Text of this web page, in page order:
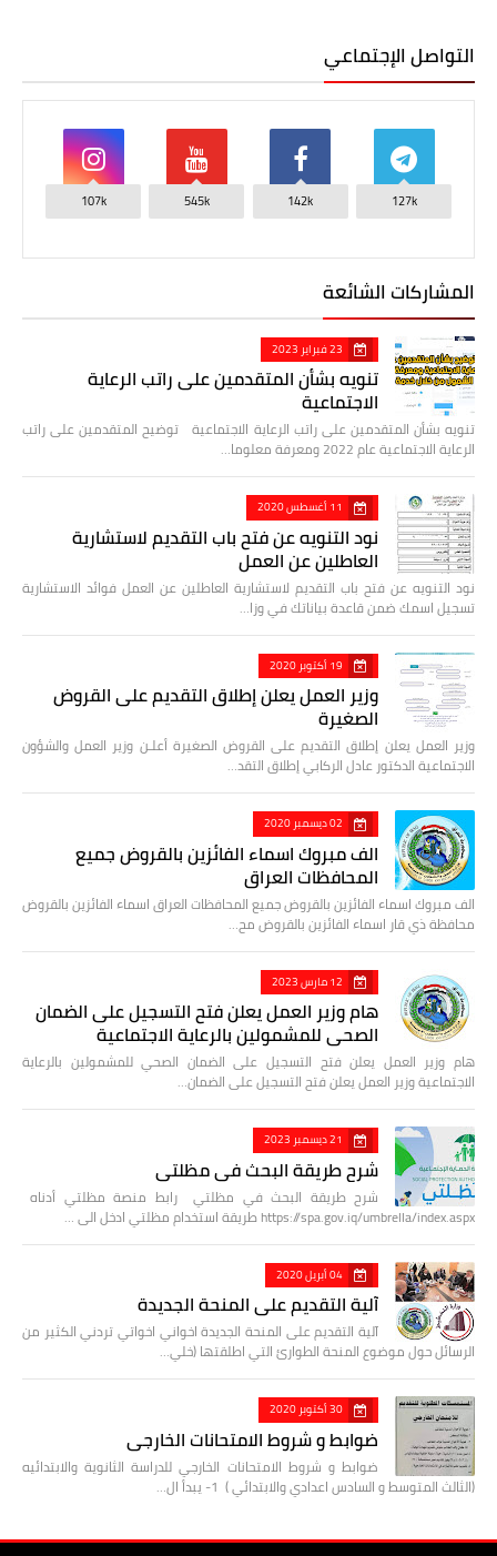
التواصل الإجتماعي
127k
142k
545k
107k
المشاركات الشائعة
23 فبراير 2023
تنويه بشأن المتقدمين على راتب الرعاية
الاجتماعية
تنويه بشأن المتقدمين على راتب الرعاية الاجتماعية توضيح المتقدمين على راتب
الرعاية الاجتماعية عام 2022 ومعرفة معلوما…
11 أغسطس 2020
نود التنويه عن فتح باب التقديم لاستشارية
العاطلين عن العمل
نود التنويه عن فتح باب التقديم لاستشارية العاطلين عن العمل فوائد الاستشارية
تسجيل اسمك ضمن قاعدة بياناتك في وزا…
19 أكتوبر 2020
وزير العمل يعلن إطلاق التقديم على القروض
الصغيرة
وزير العمل يعلن إطلاق التقديم على القروض الصغيرة أعلـن وزير العمل والشؤون
الاجتماعية الدكتور عادل الركابي إطلاق التقد…
02 ديسمبر 2020
الف مبروك اسماء الفائزين بالقروض جميع
المحافظات العراق
الف مبروك اسماء الفائزين بالقروض جميع المحافظات العراق اسماء الفائزين بالقروض
محافظة ذي قار اسماء الفائزين بالقروض مح…
12 مارس 2023
هام وزير العمل يعلن فتح التسجيل على الضمان
الصحي للمشمولين بالرعاية الاجتماعية
هام وزير العمل يعلن فتح التسجيل على الضمان الصحي للمشمولين بالرعاية
الاجتماعية وزير العمل يعلن فتح التسجيل على الضمان…
21 ديسمبر 2023
شرح طريقة البحث في مظلتي
شرح طريقة البحث في مظلتي رابط منصة مظلتي أدناه
https://spa.gov.iq/umbrella/index.aspx طريقة استخدام مظلتي ادخل الى …
04 أبريل 2020
آلية التقديم على المنحة الجديدة
آلية التقديم على المنحة الجديدة اخواني اخواتي تردني الكثير من
الرسائل حول موضوع المنحة الطوارئ التي اطلقتها (خلي…
30 أكتوبر 2020
ضوابط و شروط الامتحانات الخارجي
ضوابط و شروط الامتحانات الخارجي للدراسة الثانوية والابتدائيه
(الثالث المتوسط و السادس اعدادي والابتدائي ) 1- يبدأ ال…